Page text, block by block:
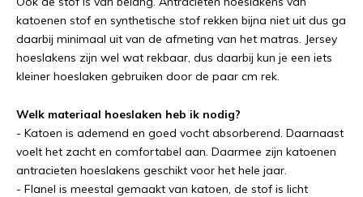
katoenen stof en synthetische stof rekken bijna niet uit dus ga
daarbij minimaal uit van de afmeting van het matras. Jersey
hoeslakens zijn wel wat rekbaar, dus daarbij kun je een iets
kleiner hoeslaken gebruiken door de paar cm rek.
Welk materiaal hoeslaken heb ik nodig?
- Katoen is ademend en goed vocht absorberend. Daarnaast
voelt het zacht en comfortabel aan. Daarmee zijn katoenen
antracieten hoeslakens geschikt voor het hele jaar.
- Flanel is meestal gemaakt van katoen, de stof is licht